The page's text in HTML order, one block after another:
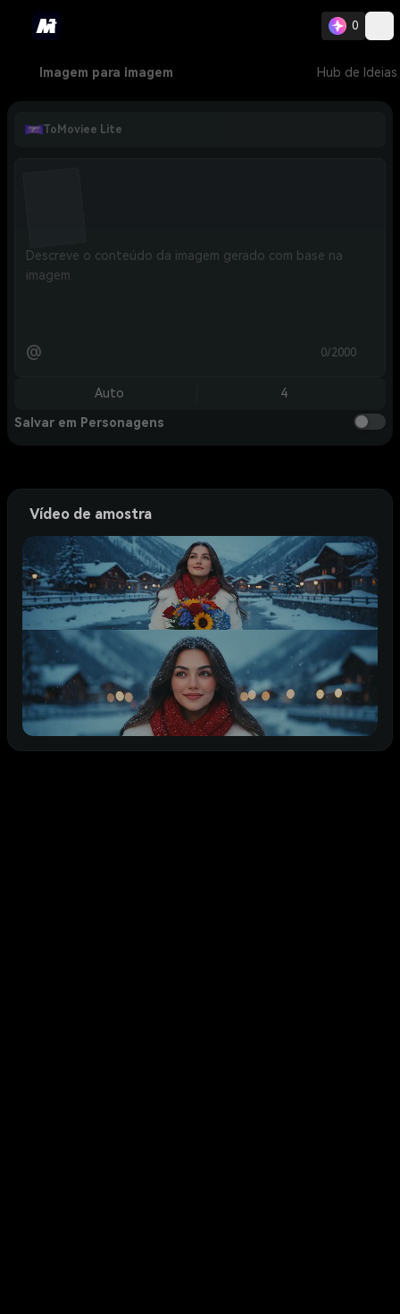
0
Imagem para imagem Hub de Ideias
ToMoviee Lite
@ 0/2000
Auto 4
Salvar em Personagens
Vídeo de amostra